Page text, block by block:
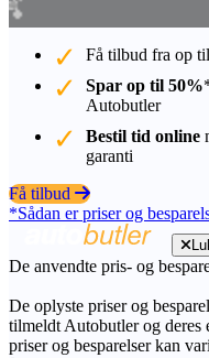
Få tilbud fra op til
Spar op til 50%
Autobutler
Bestil tid online
garanti
Få tilbud
*Sådan er priser og
De anvendte pris- og
De oplyste priser og
tilmeldt Autobutler og
priser og besparelser kan